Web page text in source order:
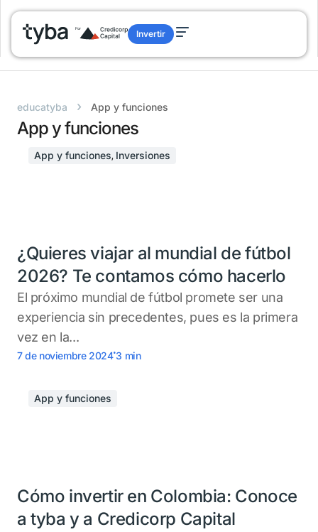
Invertir
educatyba › App y funciones
App y funciones
App y funciones, Inversiones
¿Quieres viajar al mundial de fútbol
2026? Te contamos cómo hacerlo
El próximo mundial de fútbol promete ser una
experiencia sin precedentes, pues es la primera
vez en la...
7 de noviembre 2024.3 min
App y funciones
Cómo invertir en Colombia: Conoce
a tyba y a Credicorp Capital